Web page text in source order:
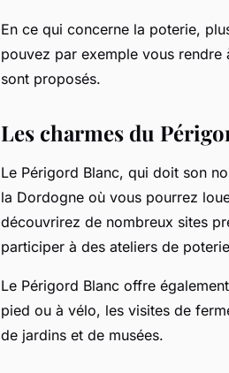
En ce qui concerne la poterie,
pouvez par exemple vous
sont proposés.
Les charmes du
Le Périgord Blanc, qui doit son
la Dordogne où vous pourrez
découvrirez de nombreux sites
participer à des ateliers de
Le Périgord Blanc offre
pied ou à vélo, les visites de
de jardins et de musées.